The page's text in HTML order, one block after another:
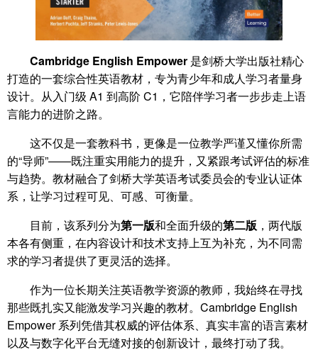
Cambridge English Empower 是剑桥大学出版社精心
打造的一套综合性英语教材，专为青少年和成人学习者量身
设计。从入门级 A1 到高阶 C1，它陪伴学习者一步步走上语
言能力的进阶之路。
这不仅是一套教科书，更像是一位教学严谨又懂你所需
的“导师”——既注重实用能力的提升，又紧跟考试评估的标准
与趋势。教材融合了剑桥大学英语考试委员会的专业认证体
系，让学习过程可见、可感、可衡量。
目前，该系列分为第一版和全面升级的第二版 ，两代版
本各有侧重，在内容设计和技术支持上互为补充，为不同需
求的学习者提供了更灵活的选择。
作为一位长期关注英语教学资源的教师，我始终在寻找
那些既扎实又能激发学习兴趣的教材。Cambridge English
Empower 系列凭借其权威的评估体系、真实丰富的语言素材
以及与数字化平台无缝对接的创新设计，最终打动了我。